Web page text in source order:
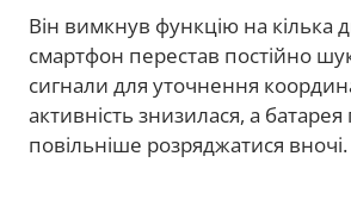
Він вимкнув функцію на кілька
смартфон перестав постійно
сигнали для уточнення
активність знизилася, а
повільніше розряджатися вночі.